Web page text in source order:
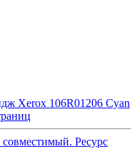
Xerox 106R01206 Cyan
Ресурс